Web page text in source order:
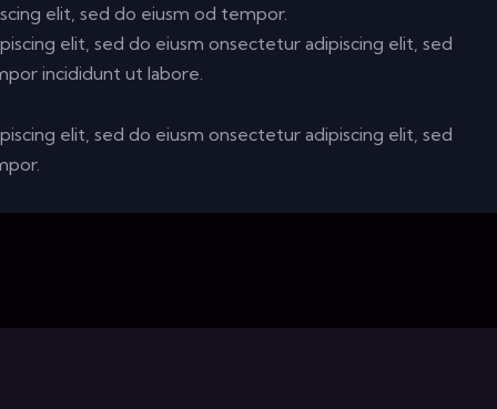
elit, sed do eiusm od tempor.
elit, sed do eiusm onsectetur adipiscing elit, sed
incididunt ut labore.
elit, sed do eiusm onsectetur adipiscing elit, sed